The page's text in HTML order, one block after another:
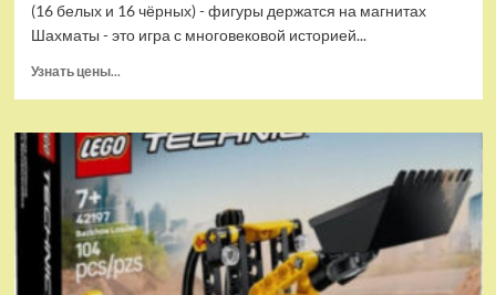
(16 белых и 16 чёрных) - фигуры держатся на магнитах
Шахматы - это игра с многовековой историей...
Узнать цены...
Шахматы
магнитные
БУБА
ИГРАЕМ
ВМЕСТЕ
в
кор.2*192шт